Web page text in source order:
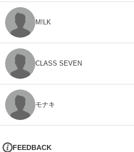
M!LK
CLASS SEVEN
モナキ
FEEDBACK